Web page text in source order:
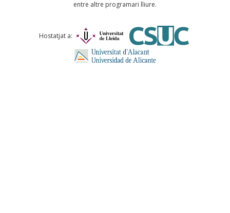
Comentari *
entre altre programari lliure.
Hostatjat a: